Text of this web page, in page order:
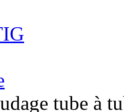
tube à